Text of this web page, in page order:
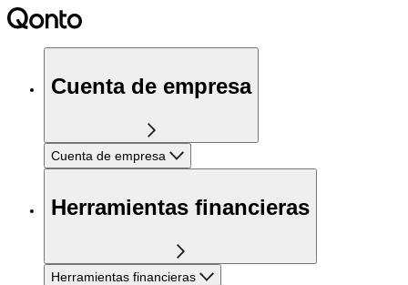
Cuenta de empresa
Cuenta de empresa
Herramientas financieras
Herramientas financieras